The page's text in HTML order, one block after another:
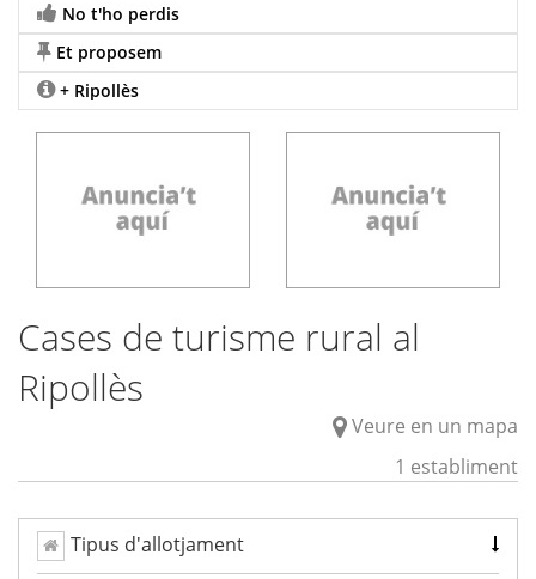
No t'ho perdis
Et proposem
+ Ripollès
Cases de turisme rural al
Ripollès
Veure en un mapa
1 establiment
Tipus d'allotjament